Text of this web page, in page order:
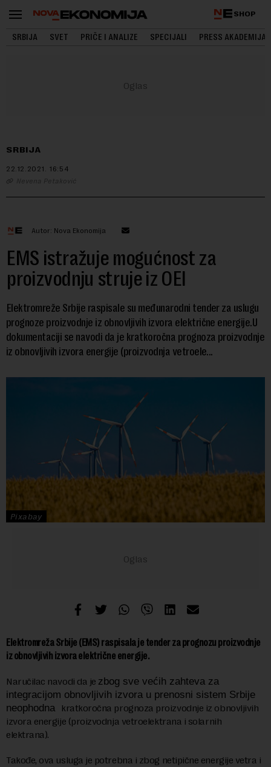
SHOP
SRBIJA SVET PRIČE I ANALIZE SPECIJALI PRESS AKADEMIJA
SRBIJA
22.12.2021. 16:54
Nevena Petaković
Autor: Nova Ekonomija
EMS istražuje mogućnost za
proizvodnju struje iz OEI
Elektromreže Srbije raspisale su međunarodni tender za uslugu
prognoze proizvodnje iz obnovljivih izvora električne energije.U
dokumentaciji se navodi da je kratkoročna prognoza proizvodnje
iz obnovljivih izvora energije (proizvodnja vetroele...
Pixabay
Elektromreža Srbije (EMS) raspisala je tender za prognozu proizvodnje
iz obnovljivih izvora električne energije.
Naručilac navodi da je zbog sve većih zahteva za
integracijom obnovljivih izvora u prenosni sistem Srbije
neophodna
kratkoročna prognoza proizvodnje iz obnovljivih
izvora energije (proizvodnja vetroelektrana i solarnih
elektrana).
Takođe, ova usluga je potrebna i zbog netipične energije vetra i